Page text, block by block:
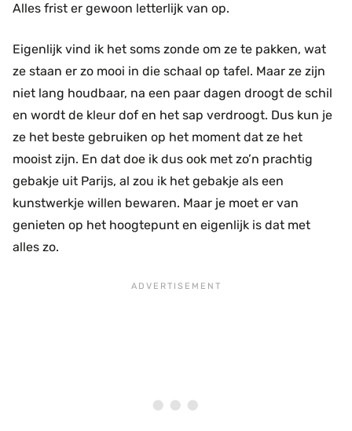
Alles frist er gewoon letterlijk van op.
Eigenlijk vind ik het soms zonde om ze te pakken, wat
ze staan er zo mooi in die schaal op tafel. Maar ze zijn
niet lang houdbaar, na een paar dagen droogt de schil
en wordt de kleur dof en het sap verdroogt. Dus kun je
ze het beste gebruiken op het moment dat ze het
mooist zijn. En dat doe ik dus ook met zo’n prachtig
gebakje uit Parijs, al zou ik het gebakje als een
kunstwerkje willen bewaren. Maar je moet er van
genieten op het hoogtepunt en eigenlijk is dat met
alles zo.